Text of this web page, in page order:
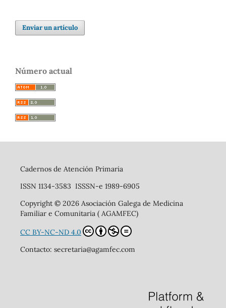
Enviar un artículo
Número actual
Cadernos de Atención Primaria
ISSN 1134-3583 ISSSN-e 1989-6905
Copyright © 2026 Asociación Galega de Medicina
Familiar e Comunitaria ( AGAMFEC)
CC BY-NC-ND 4.0
Contacto: secretaria@agamfec.com